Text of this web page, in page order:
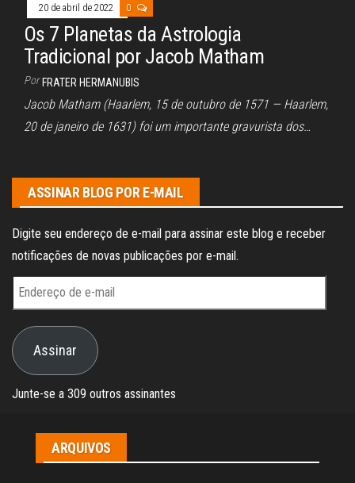
20 de abril de 2022 0
Os 7 Planetas da Astrologia
Tradicional por Jacob Matham
Por FRATER HERMANUBIS
Jacob Matham (Haarlem, 15 de outubro de 1571 — Haarlem,
20 de janeiro de 1631) foi um importante gravurista dos…
ASSINAR BLOG POR E-MAIL
Digite seu endereço de e-mail para assinar este blog e receber
notificações de novas publicações por e-mail.
Endereço
de
e-
mail Assinar
Junte-se a 309 outros assinantes
ARQUIVOS